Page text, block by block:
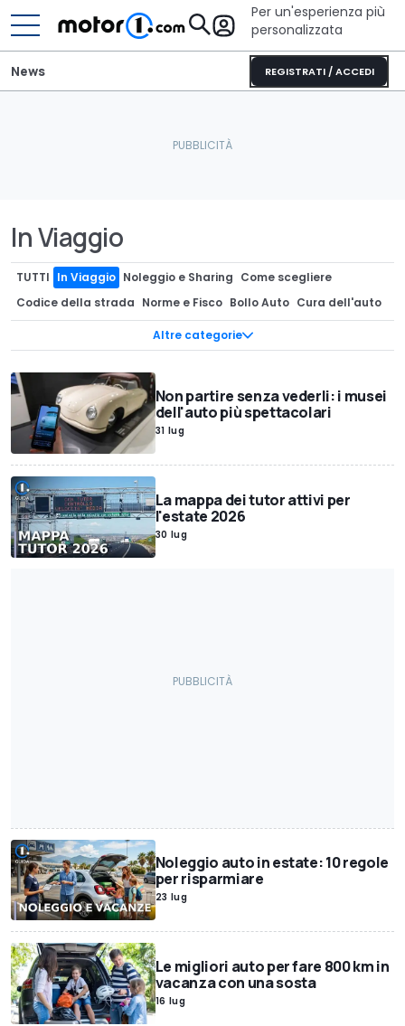
Per un'esperienza più
personalizzata
REGISTRATI / ACCEDI
News
In Viaggio
Altre categorie
TUTTI In Viaggio Noleggio e Sharing Come scegliere
Codice della strada Norme e Fisco Bollo Auto Cura dell'auto
Patente Mobilità e Logistica
Data Room Auto & Salute Assicurazione Auto Auto Usate
Incentivi auto App & Navigazione
Non partire senza vederli: i musei
dell'auto più spettacolari
31 lug
La mappa dei tutor attivi per
l'estate 2026
30 lug
Noleggio auto in estate: 10 regole
per risparmiare
23 lug
Le migliori auto per fare 800 km in
vacanza con una sosta
16 lug